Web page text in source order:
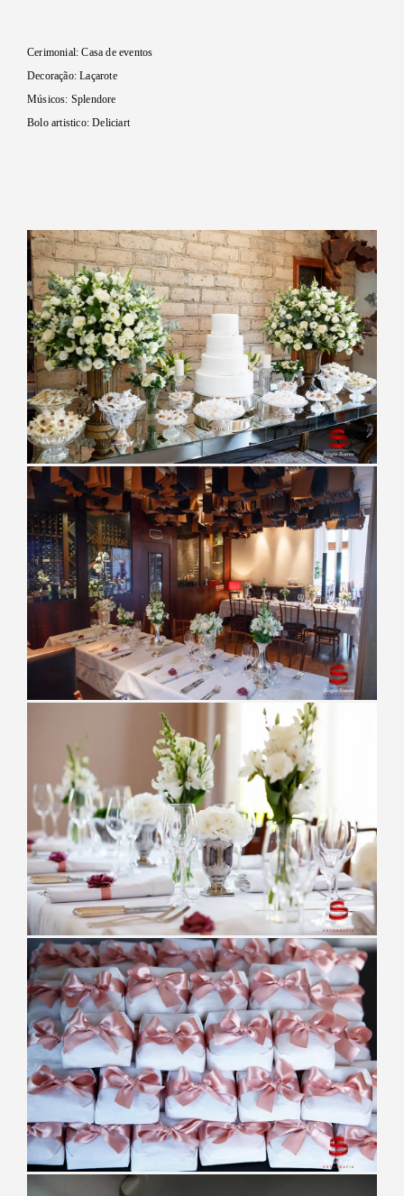
Cerimonial: Casa de eventos
Decoração: Laçarote
Músicos: Splendore
Bolo artistico: Deliciart